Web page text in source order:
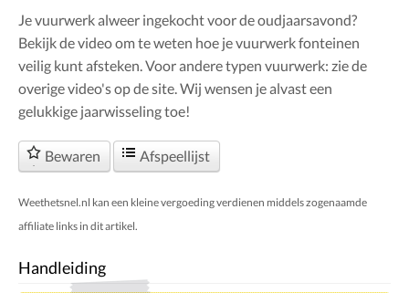
Je vuurwerk alweer ingekocht voor de oudjaarsavond?
Bekijk de video om te weten hoe je vuurwerk fonteinen
veilig kunt afsteken. Voor andere typen vuurwerk: zie de
overige video's op de site. Wij wensen je alvast een
gelukkige jaarwisseling toe!
Bewaren Afspeellijst
Weethetsnel.nl kan een kleine vergoeding verdienen middels zogenaamde
affiliate links in dit artikel.
Handleiding